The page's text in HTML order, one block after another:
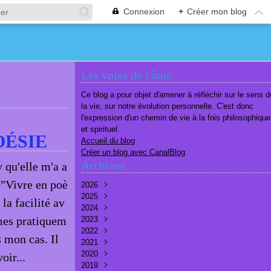
Connexion + Créer mon blog
qu'elle m'a a
en poè
la facilité av
pratiquem
mon cas. Il
Les voies de l'âme
Ce blog a pour objet d'amener à réfléchir sur le sens
la vie, sur notre évolution personnelle. C'est donc
l'expression d'un chemin de vie à la fois philosophique
et spirituel.
Accueil du blog
Créer un blog avec CanalBlog
Archives
2026
Août
Juillet
Juin
Mai(7)
Avril
Mars
Février
2025
Décembre
Novembre
Octobre
Septembre
Août
Juillet
2024
Décembre
Novembre
Octobre
Septembre
Août
2023
Décembre
Novembre
Octobre
Septembre
2022
Décembre
Septembre
Août
2021
Décembre
Novembre
2020
Décembre
2019